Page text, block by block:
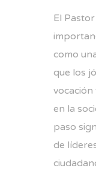
El
como
que los
vocación
en la
paso
de